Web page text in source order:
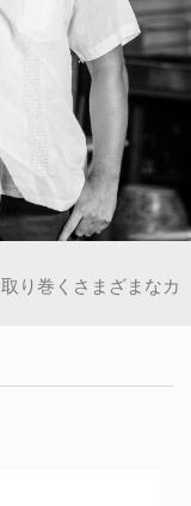
り巻くさまざまなカ